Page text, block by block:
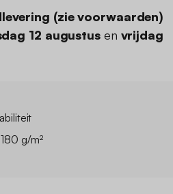
(zie voorwaarden)
12 augustusen vrijdag
g/m²